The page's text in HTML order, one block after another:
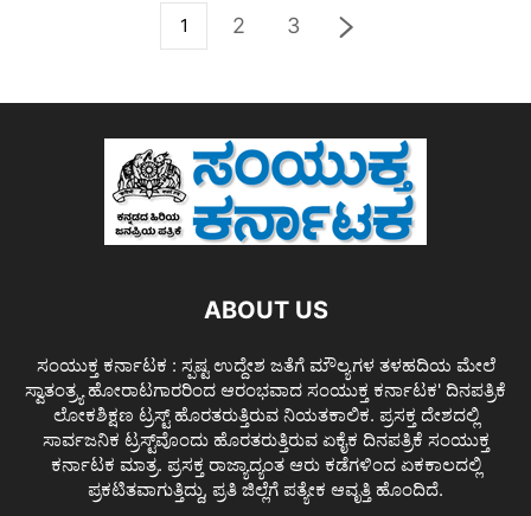
1 2 3
ABOUT US
ಸಂಯುಕ್ತ ಕರ್ನಾಟಕ : ಸ್ಪಷ್ಟ ಉದ್ದೇಶ ಜತೆಗೆ ಮೌಲ್ಯಗಳ ತಳಹದಿಯ ಮೇಲೆ
ಸ್ವಾತಂತ್ರ್ಯ ಹೋರಾಟಗಾರರಿಂದ ಆರಂಭವಾದ ಸಂಯುಕ್ತ ಕರ್ನಾಟಕ' ದಿನಪತ್ರಿಕೆ
ಲೋಕಶಿಕ್ಷಣ ಟ್ರಸ್ಟ್ ಹೊರತರುತ್ತಿರುವ ನಿಯತಕಾಲಿಕ. ಪ್ರಸಕ್ತ ದೇಶದಲ್ಲಿ
ಸಾರ್ವಜನಿಕ ಟ್ರಸ್ಟ್‌ವೊಂದು ಹೊರತರುತ್ತಿರುವ ಏಕೈಕ ದಿನಪತ್ರಿಕೆ ಸಂಯುಕ್ತ
ಕರ್ನಾಟಕ ಮಾತ್ರ. ಪ್ರಸಕ್ತ ರಾಜ್ಯಾದ್ಯಂತ ಆರು ಕಡೆಗಳಿಂದ ಏಕಕಾಲದಲ್ಲಿ
ಪ್ರಕಟಿತವಾಗುತ್ತಿದ್ದು, ಪ್ರತಿ ಜಿಲ್ಲೆಗೆ ಪತ್ಯೇಕ ಆವೃತ್ತಿ ಹೊಂದಿದೆ.